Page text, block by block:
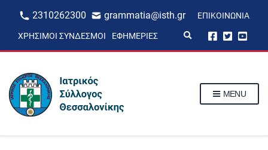
2310262300 grammatia@isth.gr ΕΠΙΚΟΙΝΩΝΊΑ
ΧΡΉΣΙΜΟΙ ΣΎΝΔΕΣΜΟΙ ΕΦΗΜΕΡΊΕΣ
p
MENU